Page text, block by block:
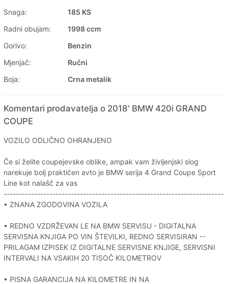
Snaga:
185 KS
Radni obujam:
1998 ccm
Gorivo:
Benzin
Mjenjač:
Ručni
Boja:
Crna metalik
Komentari prodavatelja o 2018' BMW 420i GRAND
COUPE
VOZILO ODLIČNO OHRANJENO
Če si želite coupejevske oblike, ampak vam življenjski slog
narekuje bolj praktičen avto je BMW serija 4 Grand Coupe Sport
Line kot nalašč za vas
------------------------------------------------------------------------
• ZNANA ZGODOVINA VOZILA
• REDNO VZDRŽEVAN LE NA BMW SERVISU - DIGITALNA
SERVISNA KNJIGA PO VIN ŠTEVILKI, REDNO SERVISIRAN --
PRILAGAM IZPISEK IZ DIGITALNE SERVISNE KNJIGE, SERVISNI
INTERVALI NA VSAKIH 20 TISOČ KILOMETROV
• PISNA GARANCIJA NA KILOMETRE IN NA